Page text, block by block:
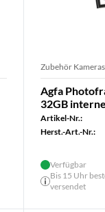
Zubehör Kameras
Agfa
32GB
Artikel-Nr.:
Herst.-Art.-Nr.:
Verfügbar
Bis 15 Uhr
versendet